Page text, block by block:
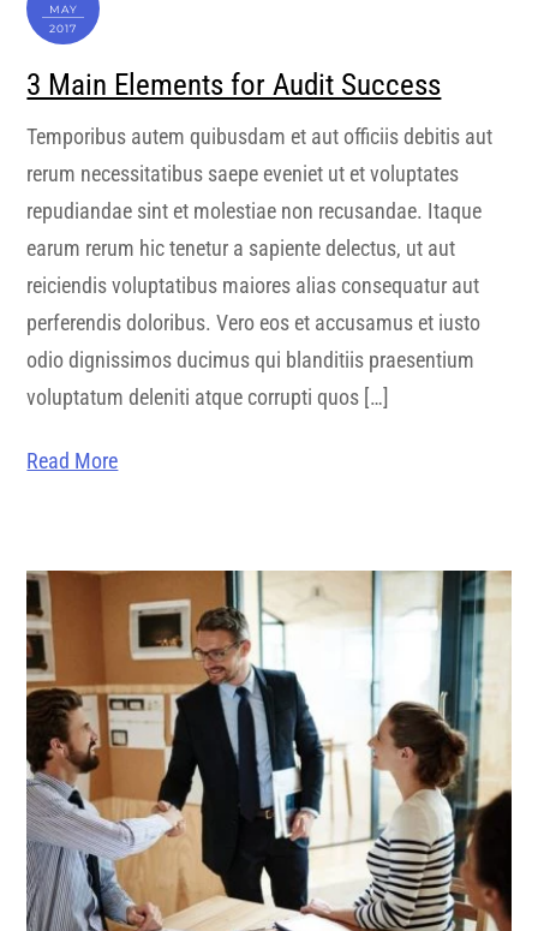
MAY
2017
3 Main Elements for Audit Success
Temporibus autem quibusdam et aut officiis debitis aut
rerum necessitatibus saepe eveniet ut et voluptates
repudiandae sint et molestiae non recusandae. Itaque
earum rerum hic tenetur a sapiente delectus, ut aut
reiciendis voluptatibus maiores alias consequatur aut
perferendis doloribus. Vero eos et accusamus et iusto
odio dignissimos ducimus qui blanditiis praesentium
voluptatum deleniti atque corrupti quos […]
Read More